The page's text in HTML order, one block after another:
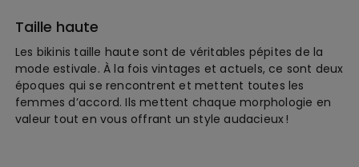
Taille haute
Les bikinis taille haute sont de véritables pépites de la
mode estivale. À la fois vintages et actuels, ce sont deux
époques qui se rencontrent et mettent toutes les
femmes d’accord. Ils mettent chaque morphologie en
valeur tout en vous offrant un style audacieux !